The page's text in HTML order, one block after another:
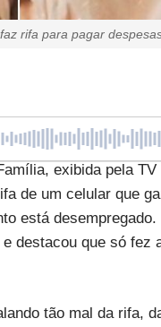
rifa para pagar
exibida pela
de um celular que
está
destacou que só fez
tão mal da rifa,